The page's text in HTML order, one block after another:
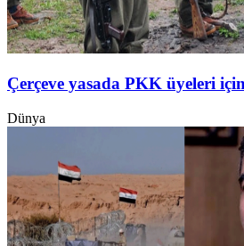
Çerçeve yasada PKK üyeleri
Dünya